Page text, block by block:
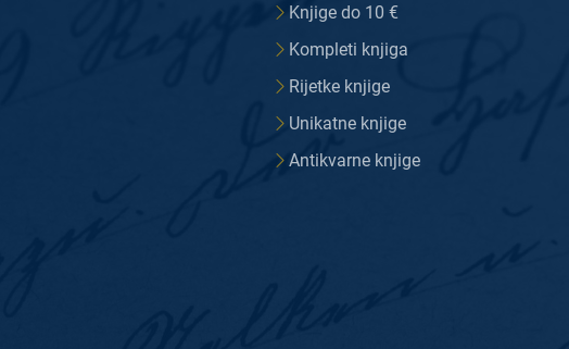
Knjige do 10 €
Kompleti knjiga
Rijetke knjige
Unikatne knjige
Antikvarne knjige